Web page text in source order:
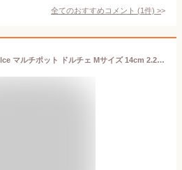
全てのおすすめコメント (1件) >
【新色追加】ToMaydolce マルチポット ドルチェ Mサイズ 14cm 2.2L 1人用 2人用 IH対応 ガス火対応 1台7役 コンパクト 軽量 フッ素加工 洗いやすい 揚げ鍋 片手鍋 かわいい おしゃれ 便利 赤 白 レッド ホワイト ウォームグレー 和平フレイズ